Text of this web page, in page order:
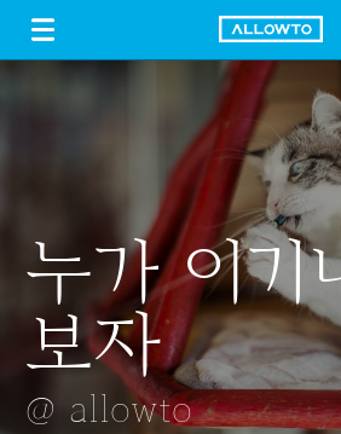
GUIDE
누가 이기
보자
@ allowto
담양
메타세콰
@ allowto
VR
@ allowto
옷걸이
@ allowto
몽글몽글
@ allowto